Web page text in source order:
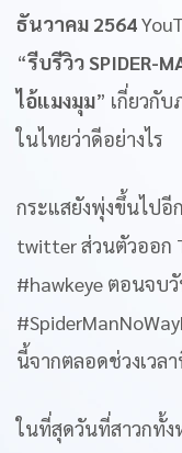
ธันวาคม 2564
“รีบรีวิว SPIDER-
ไอ้แมงมุม” เกี่ยวกั
ในไทยว่าดีอย่างไร
กระแสยังพุ่งขึ้นไปอี
twitter ส่วนตัวออก
#hawkeye ตอนจบ
นี้จากตลอดช่วงเวล
ในที่สุดวันที่สาวกทั้ง